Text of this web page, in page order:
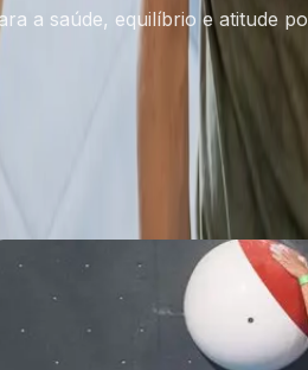
a saúde, equilíbrio e atitude